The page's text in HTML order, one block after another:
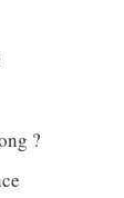
?